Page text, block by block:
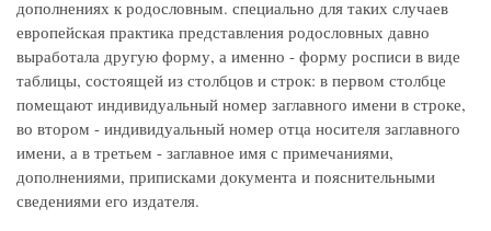
дополнениях к родословным. специально для таких случаев
европейская практика представления родословных давно
выработала другую форму, а именно - форму росписи в виде
таблицы, состоящей из столбцов и строк: в первом столбце
помещают индивидуальный номер заглавного имени в строке,
во втором - индивидуальный номер отца носителя заглавного
имени, а в третьем - заглавное имя с примечаниями,
дополнениями, приписками документа и пояснительными
сведениями его издателя.